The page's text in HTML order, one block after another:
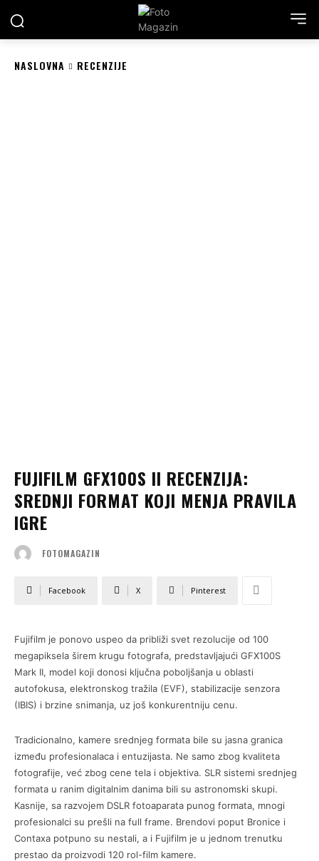
NASLOVNA RECENZIJE
FUJIFILM GFX100S II RECENZIJA:
SREDNJI FORMAT KOJI MENJA PRAVILA
IGRE
FOTOMAGAZIN
Facebook X Pinterest
Fujifilm je ponovo uspeo da približi svet rezolucije od 100
megapiksela širem krugu fotografa, predstavljajući GFX100S
Mark II, model koji donosi ključna poboljšanja u oblasti
autofokusa, elektronskog tražila (EVF), stabilizacije senzora
(IBIS) i brzine snimanja, uz još konkurentniju cenu.
Tradicionalno, kamere srednjeg formata bile su jasna granica
između profesionalaca i entuzijasta. Ne samo zbog kvaliteta
fotografije, već zbog cene tela i objektiva. SLR sistemi srednjeg
formata u ranim digitalnim danima bili su astronomski skupi.
Kasnije, sa razvojem DSLR fotoaparata punog formata, mnogi
profesionalci su prešli na full frame. Brendovi poput Bronice i
Contaxa potpuno su nestali, a i Fujifilm je u jednom trenutku
prestao da proizvodi 120 rol-film kamere.